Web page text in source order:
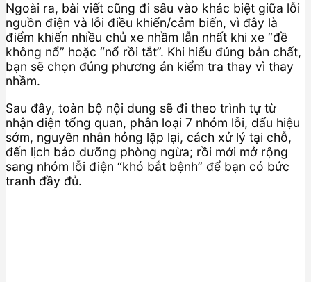
Ngoài ra, bài viết cũng đi sâu vào khác biệt giữa lỗi
nguồn điện và lỗi điều khiển/cảm biến, vì đây là
điểm khiến nhiều chủ xe nhầm lẫn nhất khi xe “đề
không nổ” hoặc “nổ rồi tắt”. Khi hiểu đúng bản chất,
bạn sẽ chọn đúng phương án kiểm tra thay vì thay
nhầm.
Sau đây, toàn bộ nội dung sẽ đi theo trình tự từ
nhận diện tổng quan, phân loại 7 nhóm lỗi, dấu hiệu
sớm, nguyên nhân hỏng lặp lại, cách xử lý tại chỗ,
đến lịch bảo dưỡng phòng ngừa; rồi mới mở rộng
sang nhóm lỗi điện “khó bắt bệnh” để bạn có bức
tranh đầy đủ.